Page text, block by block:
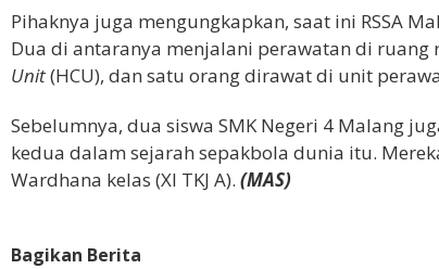
Pihaknya juga mengungkapkan, saat ini RSSA
Dua di antaranya menjalani perawatan di
Unit(HCU), dan satu orang dirawat di unit
Sebelumnya, dua siswa SMK Negeri 4 Malang
kedua dalam sejarah sepakbola dunia itu.
Wardhana kelas (XI TKJ A). (MAS)
Bagikan Berita